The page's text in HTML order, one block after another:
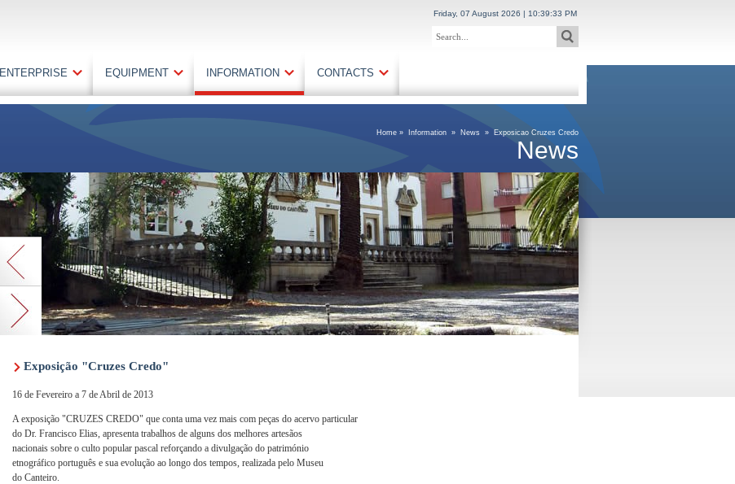
Friday, 07 August 2026 | 10:39:34 PM
ENTERPRISE EQUIPMENT INFORMATION CONTACTS
Home » Information » News » Exposicao Cruzes Credo
News
Exposição "Cruzes Credo"
16 de Fevereiro a 7 de Abril de 2013
A exposição "CRUZES CREDO" que conta uma vez mais com peças do acervo particular
do Dr. Francisco Elias, apresenta trabalhos de alguns dos melhores artesãos
nacionais sobre o culto popular pascal reforçando a divulgação do património
etnográfico português e sua evolução ao longo dos tempos, realizada pelo Museu
do Canteiro.